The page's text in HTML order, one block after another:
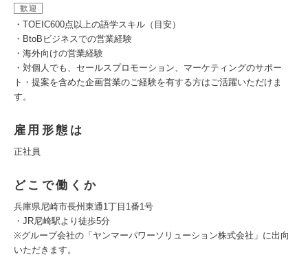
歓迎
・TOEIC600点以上の語学スキル（目安）
・BtoBビジネスでの営業経験
・海外向けの営業経験
・対個人でも、セールスプロモーション、マーケティングのサポー
ト・提案を含めた企画営業のご経験を有する方はご活躍いただけま
す。
雇用形態は
正社員
どこで働くか
兵庫県尼崎市長州東通1丁目1番1号
・JR尼崎駅より徒歩5分
※グループ会社の「ヤンマーパワーソリューション株式会社」に出向
いただきます。